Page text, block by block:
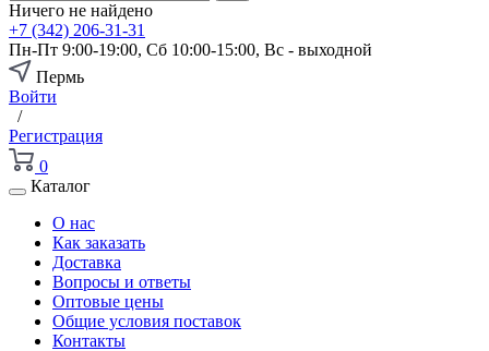
Ничего не найдено
+7 (342) 206-31-31
Пн-Пт 9:00-19:00, Сб 10:00-15:00, Вс - выходной
Пермь
Войти
/
Регистрация
0
Каталог
О нас
Как заказать
Доставка
Вопросы и ответы
Оптовые цены
Общие условия поставок
Контакты